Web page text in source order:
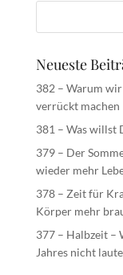
Neueste
382 – Warum
verrückt machen
381 – Was willst
379 – Der
wieder mehr
378 – Zeit für
Körper mehr
377 – Halbzeit –
Jahres nicht